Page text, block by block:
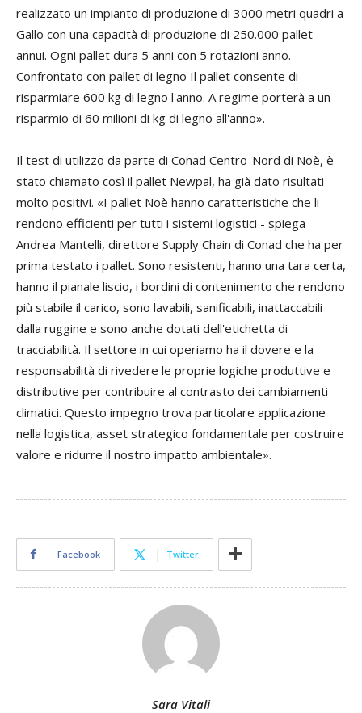
realizzato un impianto di produzione di 3000 metri quadri a
Gallo con una capacità di produzione di 250.000 pallet
annui. Ogni pallet dura 5 anni con 5 rotazioni anno.
Confrontato con pallet di legno Il pallet consente di
risparmiare 600 kg di legno l'anno. A regime porterà a un
risparmio di 60 milioni di kg di legno all'anno».
Il test di utilizzo da parte di Conad Centro-Nord di Noè, è
stato chiamato così il pallet Newpal, ha già dato risultati
molto positivi. «I pallet Noè hanno caratteristiche che li
rendono efficienti per tutti i sistemi logistici - spiega
Andrea Mantelli, direttore Supply Chain di Conad che ha per
prima testato i pallet. Sono resistenti, hanno una tara certa,
hanno il pianale liscio, i bordini di contenimento che rendono
più stabile il carico, sono lavabili, sanificabili, inattaccabili
dalla ruggine e sono anche dotati dell'etichetta di
tracciabilità. Il settore in cui operiamo ha il dovere e la
responsabilità di rivedere le proprie logiche produttive e
distributive per contribuire al contrasto dei cambiamenti
climatici. Questo impegno trova particolare applicazione
nella logistica, asset strategico fondamentale per costruire
valore e ridurre il nostro impatto ambientale».
Facebook Twitter
Sara Vitali